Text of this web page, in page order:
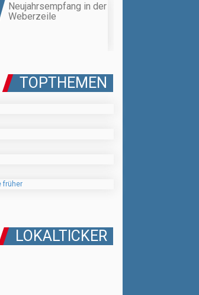
Neujahrsempfang in der
Weberzeile
TOPTHEMEN
LOKALTICKER